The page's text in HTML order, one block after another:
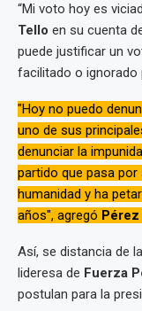
“Mi voto hoy es
Tello en su cuenta
puede justificar un
facilitado o ignorado
"Hoy no puedo
uno de sus
denunciar la
partido que pasa
humanidad y ha
años", agregó
Así, se distancia de
lideresa de Fuerza
postulan para la